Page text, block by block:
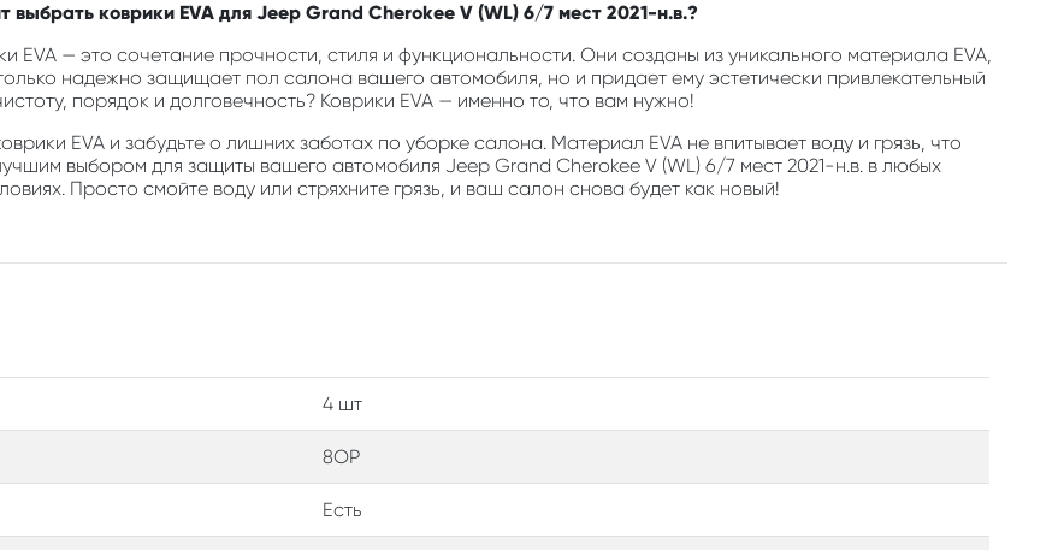
выбрать коврики EVA для Jeep Grand Cherokee V (WL) 6/7 мест 2021-н.в.?
EVA — это сочетание прочности, стиля и функциональности. Они созданы из уникального материала EVA,
надежно защищает пол салона вашего автомобиля, но и придает ему эстетически привлекательный
порядок и долговечность? Коврики EVA — именно то, что вам нужно!
EVA и забудьте о лишних заботах по уборке салона. Материал EVA не впитывает воду и грязь, что
выбором для защиты вашего автомобиля Jeep Grand Cherokee V (WL) 6/7 мест 2021-н.в. в любых
Просто смойте воду или стряхните грязь, и ваш салон снова будет как новый!
4 шт
8OP
Есть